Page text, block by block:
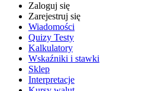
Zaloguj się
Zarejestruj się
Wiadomości
Quizy Testy
Kalkulatory
Wskaźniki i stawki
Sklep
Interpretacje